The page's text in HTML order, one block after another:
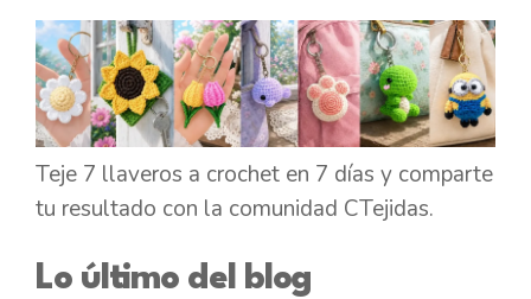
CTejidas
Teje 7 llaveros a crochet en 7 días y comparte
tu resultado con la comunidad CTejidas.
Lo último del blog